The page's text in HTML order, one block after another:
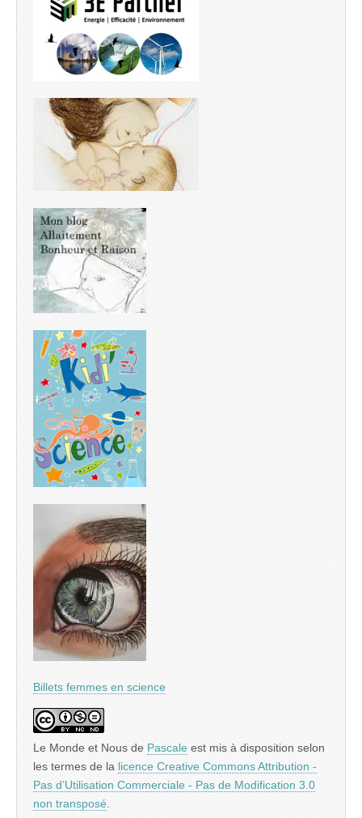
Billets femmes en science
Le Monde et Nous de Pascale est mis à disposition selon
les termes de la licence Creative Commons Attribution -
Pas d’Utilisation Commerciale - Pas de Modification 3.0
non transposé